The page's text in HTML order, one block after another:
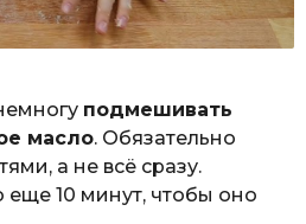
подмешивать
масло. Обязательно
а не всё сразу.
10 минут, чтобы оно